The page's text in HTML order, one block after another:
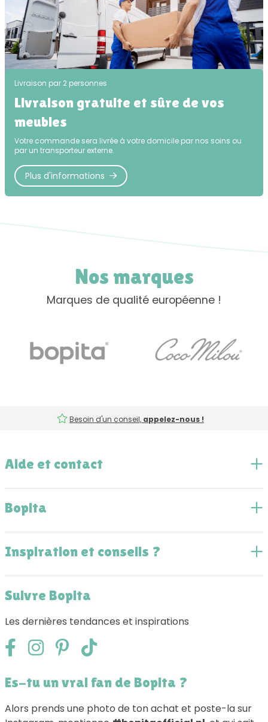
Livraison par 2 personnes
Livraison gratuite et sûre de vos
meubles
Votre commande sera livrée à votre domicile par nos soins ou
par un transporteur externe.
Plus d'informations
Nos marques
Marques de qualité européenne !
Besoin d'un conseil, appelez-nous !
Aide et contact
Bopita
Inspiration et conseils ?
Suivre Bopita
Les dernières tendances et inspirations
Es-tu un vrai fan de Bopita ?
Alors prends une photo de ton achat et poste-la sur